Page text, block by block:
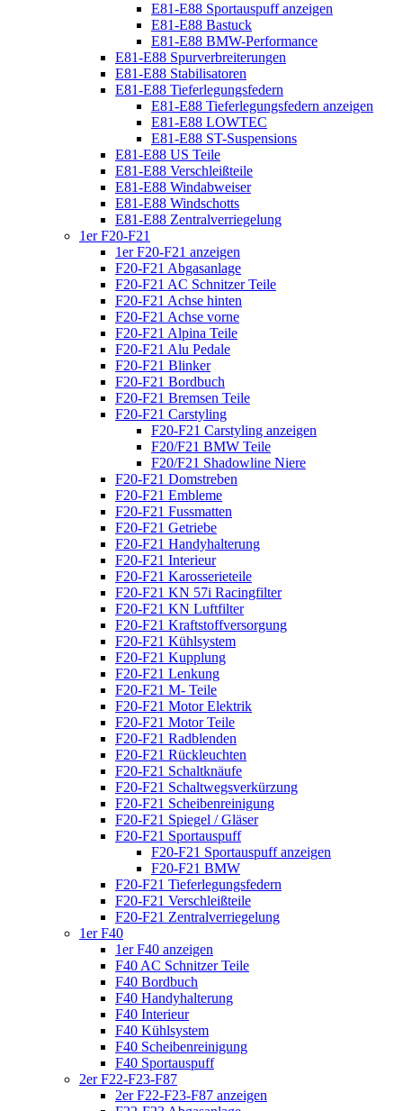
E81-E88 Sportauspuff anzeigen
E81-E88 Bastuck
E81-E88 BMW-Performance
E81-E88 Spurverbreiterungen
E81-E88 Stabilisatoren
E81-E88 Tieferlegungsfedern
E81-E88 Tieferlegungsfedern anzeigen
E81-E88 LOWTEC
E81-E88 ST-Suspensions
E81-E88 US Teile
E81-E88 Verschleißteile
E81-E88 Windabweiser
E81-E88 Windschotts
E81-E88 Zentralverriegelung
1er F20-F21
1er F20-F21 anzeigen
F20-F21 Abgasanlage
F20-F21 AC Schnitzer Teile
F20-F21 Achse hinten
F20-F21 Achse vorne
F20-F21 Alpina Teile
F20-F21 Alu Pedale
F20-F21 Blinker
F20-F21 Bordbuch
F20-F21 Bremsen Teile
F20-F21 Carstyling
F20-F21 Carstyling anzeigen
F20/F21 BMW Teile
F20/F21 Shadowline Niere
F20-F21 Domstreben
F20-F21 Embleme
F20-F21 Fussmatten
F20-F21 Getriebe
F20-F21 Handyhalterung
F20-F21 Interieur
F20-F21 Karosserieteile
F20-F21 KN 57i Racingfilter
F20-F21 KN Luftfilter
F20-F21 Kraftstoffversorgung
F20-F21 Kühlsystem
F20-F21 Kupplung
F20-F21 Lenkung
F20-F21 M- Teile
F20-F21 Motor Elektrik
F20-F21 Motor Teile
F20-F21 Radblenden
F20-F21 Rückleuchten
F20-F21 Schaltknäufe
F20-F21 Schaltwegsverkürzung
F20-F21 Scheibenreinigung
F20-F21 Spiegel / Gläser
F20-F21 Sportauspuff
F20-F21 Sportauspuff anzeigen
F20-F21 BMW
F20-F21 Tieferlegungsfedern
F20-F21 Verschleißteile
F20-F21 Zentralverriegelung
1er F40
1er F40 anzeigen
F40 AC Schnitzer Teile
F40 Bordbuch
F40 Handyhalterung
F40 Interieur
F40 Kühlsystem
F40 Scheibenreinigung
F40 Sportauspuff
2er F22-F23-F87
2er F22-F23-F87 anzeigen